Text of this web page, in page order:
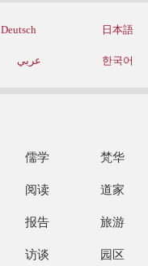
Deutsch 日本語
عربي 한국어
儒学 梵华
阅读 道家
报告 旅游
访谈 园区